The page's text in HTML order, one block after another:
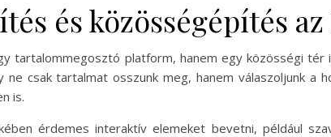
és közösségépítés
tartalommegosztó platform, hanem egy közösségi
ne csak tartalmat osszunk meg, hanem válaszoljunk a
is.
érdemes interaktív elemeket bevetni, például